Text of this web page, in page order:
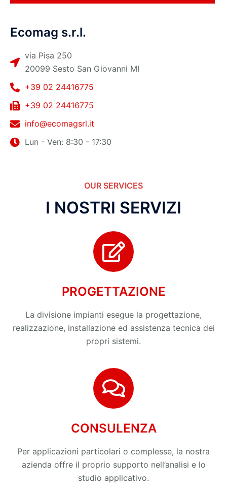
Ecomag s.r.l.
via Pisa 250
20099 Sesto San Giovanni MI
+39 02 24416775
+39 02 24416775
info@ecomagsrl.it
Lun - Ven: 8:30 - 17:30
OUR SERVICES
I NOSTRI SERVIZI
PROGETTAZIONE
La divisione impianti esegue la progettazione,
realizzazione, installazione ed assistenza tecnica dei
propri sistemi.
CONSULENZA
Per applicazioni particolari o complesse, la nostra
azienda offre il proprio supporto nell’analisi e lo
studio applicativo.